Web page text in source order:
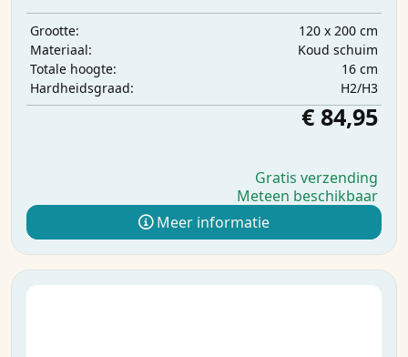
Grootte:
120 x 200 cm
Materiaal:
Koud schuim
Totale hoogte:
16 cm
Hardheidsgraad:
H2/H3
€ 84,95
Gratis verzending
Meteen beschikbaar
Meer informatie